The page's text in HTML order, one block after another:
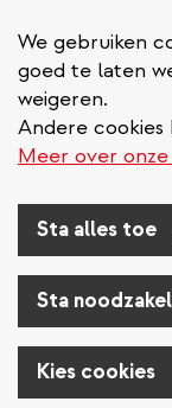
We gebruiken
goed te laten
weigeren.
Andere cookies
Meer over onze
Sta alles toe
Sta
Kies cookies